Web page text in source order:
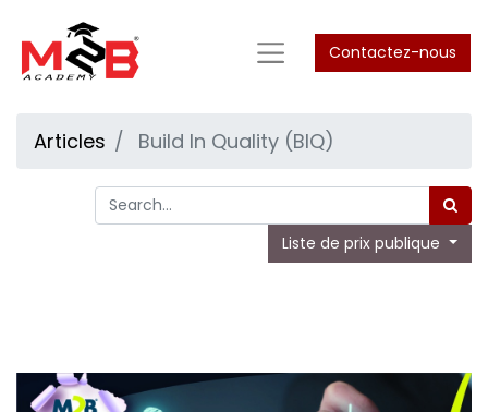
Contactez-nous
Articles Build In Quality (BIQ)
Liste de prix publique